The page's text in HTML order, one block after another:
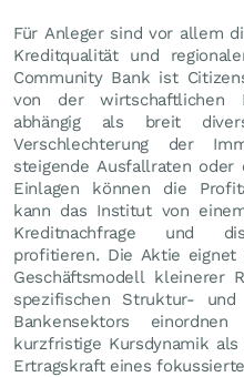
Für Anleger sind vor allem
Kreditqualität und
Community Bank ist
von der wirtschaftlichen
abhängig als breit
Verschlechterung der
steigende Ausfallraten
Einlagen können die
kann das Institut von
Kreditnachfrage und
profitieren. Die Aktie
Geschäftsmodell kleinerer
spezifischen Struktur- und
Bankensektors
kurzfristige Kursdynamik
Ertragskraft eines